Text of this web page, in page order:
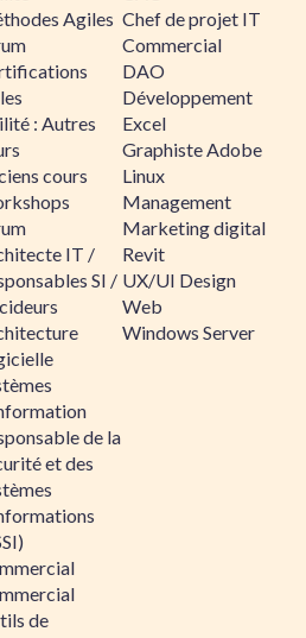
Agiles
: Autres
cours
IT /
SI /
de la
et des
de
Chef de projet IT
Commercial
DAO
Développement
Excel
Graphiste Adobe
Linux
Management
Marketing digital
Revit
UX/UI Design
Web
Windows Server